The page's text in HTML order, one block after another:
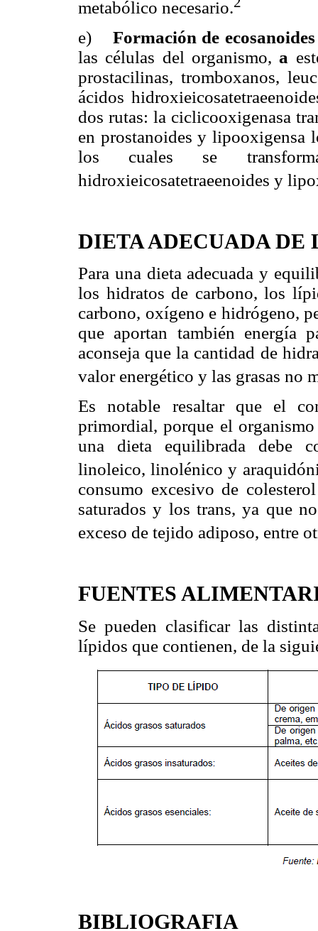
metabólico necesario.
e) Formación de
las células del organismo,a
prostacilinas, tromboxanos,
ácidos
dos rutas: la ciclicooxigenasa
en prostanoides y lipooxigensa
los cuales se
hidroxieicosatetraeenoides y
DIETA ADECUADA DE
Para una dieta adecuada y
los hidratos de carbono, los
carbono, oxígeno e hidrógeno,
que aportan también energía
aconseja que la cantidad de
valor energético y las grasas no
Es notable resaltar que el
primordial, porque el
una dieta equilibrada debe
linoleico, linolénico y
consumo excesivo de
saturados y los trans, ya que
exceso de tejido adiposo, entre
FUENTES
Se pueden clasificar las
lípidos que contienen, de la
BIBLIOGRAFIA